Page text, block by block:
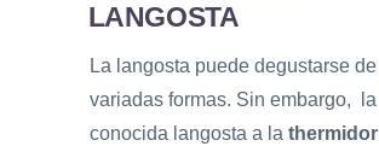
LANGOSTA
La langosta puede degustarse de
variadas formas. Sin embargo, la
conocida langosta a la thermidor